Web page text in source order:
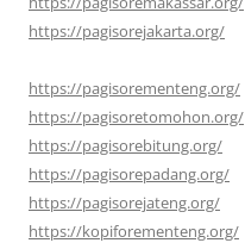
https://pagisorejakarta.org/
https://pagisorementeng.org/
https://pagisoretomohon.org/
https://pagisorebitung.org/
https://pagisorepadang.org/
https://pagisorejateng.org/
https://kopiforementeng.org/